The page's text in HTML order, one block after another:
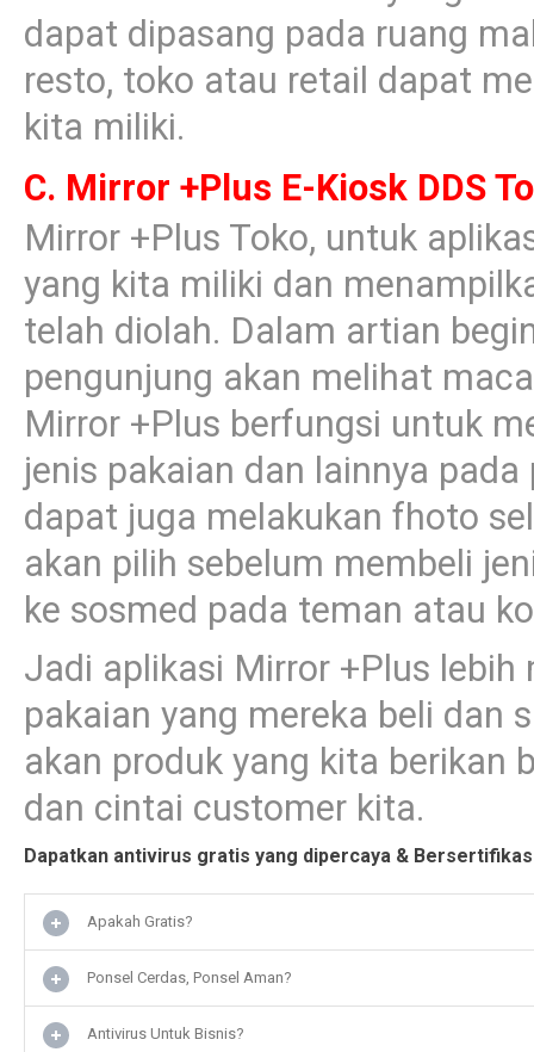
dapat dipasang pada ruang
resto, toko atau retail dapat
kita miliki.
C. Mirror +Plus E-Kiosk DDS
Mirror +Plus Toko, untuk
yang kita miliki dan
telah diolah. Dalam artian
pengunjung akan melihat
Mirror +Plus berfungsi untuk
jenis pakaian dan lainnya
dapat juga melakukan fhoto
akan pilih sebelum membeli
ke sosmed pada teman atau
Jadi aplikasi Mirror +Plus
pakaian yang mereka beli dan
akan produk yang kita berikan
dan cintai customer kita.
Dapatkan antivirus gratis yang dipercaya &
Apakah Gratis?
Ponsel Cerdas, Ponsel Aman?
Antivirus Untuk Bisnis?